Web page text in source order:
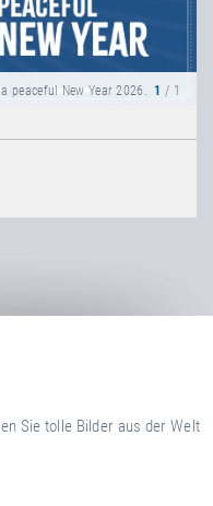
peaceful New Year 2026. 1 / 1
Sie tolle Bilder aus der Welt